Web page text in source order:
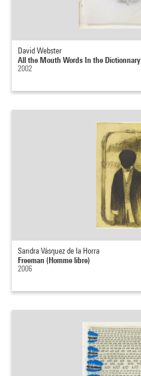
David Webster
All the Mouth Words In the Dictionnary
2002
Sandra Vásquez de la Horra
Freeman (Homme libre)
2006